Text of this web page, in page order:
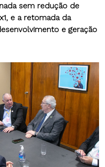
sem redução de
e a retomada da
e geração